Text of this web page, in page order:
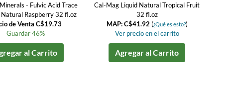
- Fulvic Acid Trace
Raspberry 32 fl.oz
de Venta C$19.73
Guardar 46%
al Carrito
Cal-Mag Liquid Natural Tropical Fruit
32 fl.oz
MAP: C$41.92 (¿Qué es esto?)
Ver precio en el carrito
Agregar al Carrito